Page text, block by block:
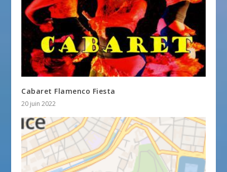
Cabaret Flamenco Fiesta
20 juin 2022